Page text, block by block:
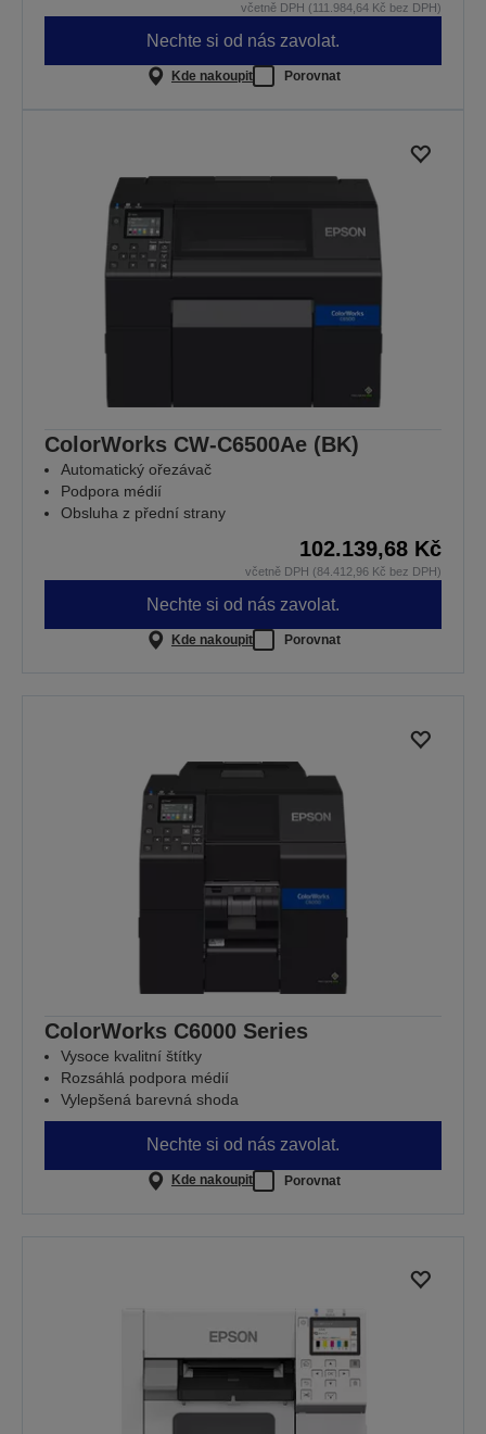
včetně DPH (111.984,64 Kč bez DPH)
Nechte si od nás zavolat.
Kde nakoupit Porovnat
ColorWorks CW-C6500Ae (BK)
Automatický ořezávač
Podpora médií
Obsluha z přední strany
102.139,68 Kč
včetně DPH (84.412,96 Kč bez DPH)
Nechte si od nás zavolat.
Kde nakoupit Porovnat
ColorWorks C6000 Series
Vysoce kvalitní štítky
Rozsáhlá podpora médií
Vylepšená barevná shoda
Nechte si od nás zavolat.
Kde nakoupit Porovnat